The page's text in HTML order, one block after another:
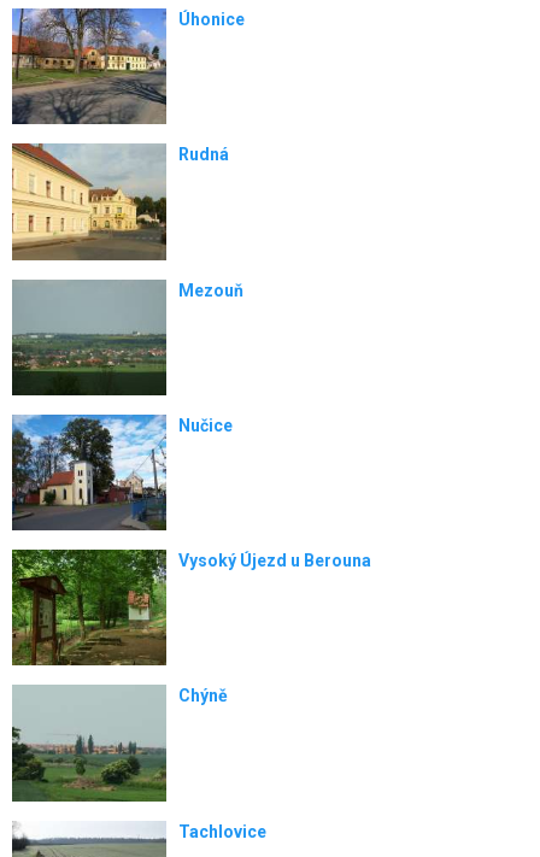
Úhonice
Rudná
Mezouň
Nučice
Vysoký Újezd u Berouna
Chýně
Tachlovice